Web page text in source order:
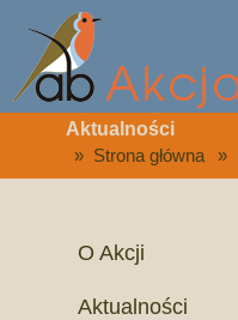
Aktualności
» Strona główna »
O Akcji
Aktualności